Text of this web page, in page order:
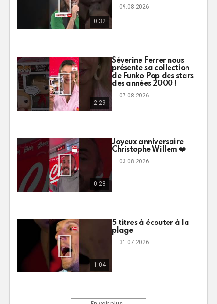
0:32
09.08.2026
2:29
Séverine Ferrer nous
présente sa collection
de Funko Pop des stars
des années 2000 !
07.08.2026
0:28
Joyeux anniversaire
Christophe Willem ❤️
03.08.2026
1:04
5 titres à écouter à la
plage
31.07.2026